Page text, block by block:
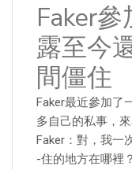
Faker
露至今
間僵住
Faker最近參加了
多自己的私事，來
Faker：對，我一
-住的地方在哪裡？